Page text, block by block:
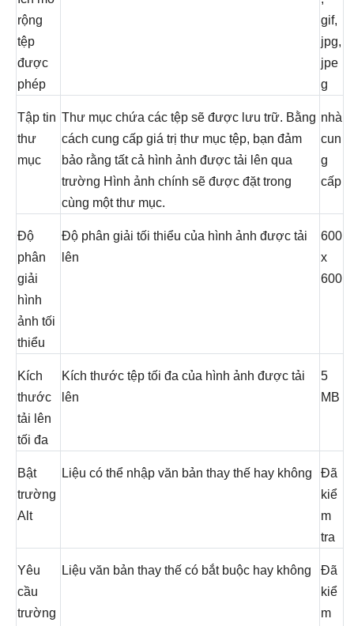
rộng
tệp
được
phép
gif,
jpg,
jpe
g
Tập tin
thư
mục
Thư mục chứa các tệp sẽ được lưu trữ. Bằng
cách cung cấp giá trị thư mục tệp, bạn đảm
bảo rằng tất cả hình ảnh được tải lên qua
trường Hình ảnh chính sẽ được đặt trong
cùng một thư mục.
nhà
cun
g
cấp
Độ
phân
giải
hình
ảnh tối
thiểu
Độ phân giải tối thiểu của hình ảnh được tải
lên
600
x
600
Kích
thước
tải lên
tối đa
Kích thước tệp tối đa của hình ảnh được tải
lên
5
MB
Bật
trường
Alt
Liệu có thể nhập văn bản thay thế hay không
Đã
kiể
m
tra
Yêu
cầu
trường
Liệu văn bản thay thế có bắt buộc hay không
Đã
kiể
m